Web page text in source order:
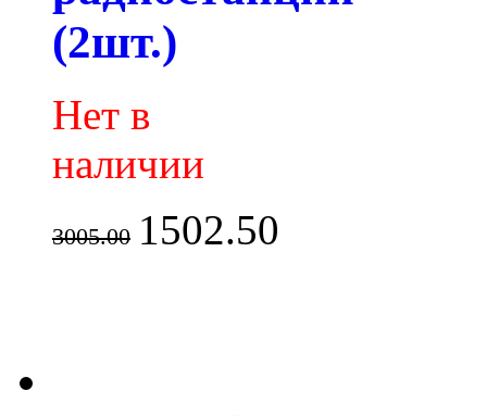
(2шт.)
Нет в
наличии
3005.00 1502.50